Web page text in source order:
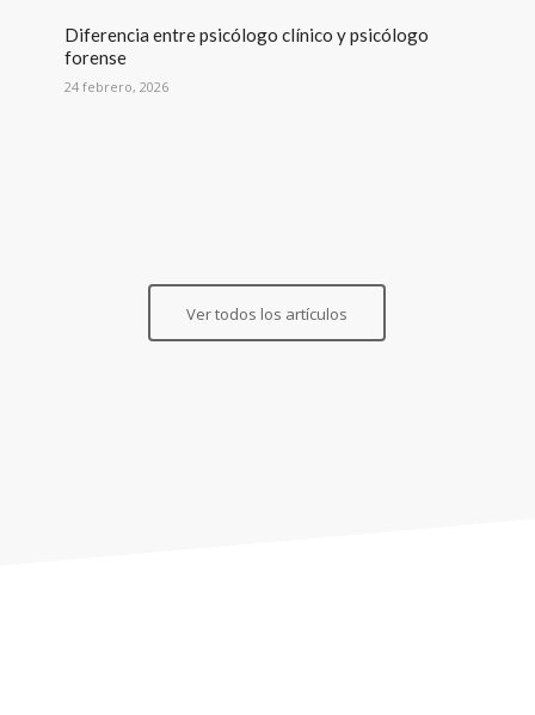
Diferencia entre psicólogo clínico y psicólogo
forense
24 febrero, 2026
Ver todos los artículos